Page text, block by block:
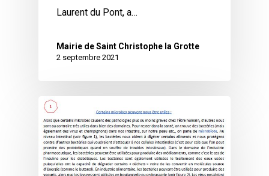
Laurent du Pont, a…
Mairie de Saint Christophe la Grotte
2 septembre 2021